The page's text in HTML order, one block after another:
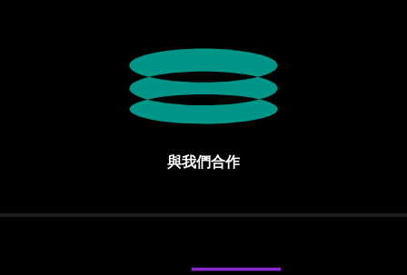
與我們合作